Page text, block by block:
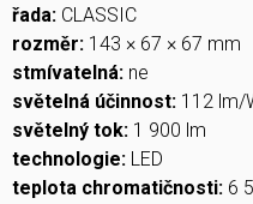
řada: CLASSIC
rozměr: 143 × 67 × 67 mm
stmívatelná: ne
světelná účinnost: 112 lm/
světelný tok: 1 900 lm
technologie: LED
teplota chromatičnosti: 6